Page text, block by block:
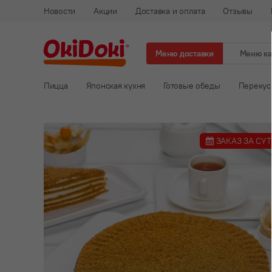
Новости Акции Доставка и оплата Отзывы
Меню доставки Меню
Пицца Японская кухня Готовые обеды Перекус
ЗАКАЗ ЗА